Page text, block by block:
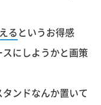
るというお得感
にしようかと画策
ンドなんか置いて